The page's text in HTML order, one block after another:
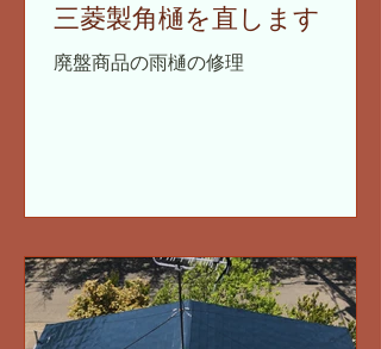
三菱製角樋を直します
廃盤商品の雨樋の修理